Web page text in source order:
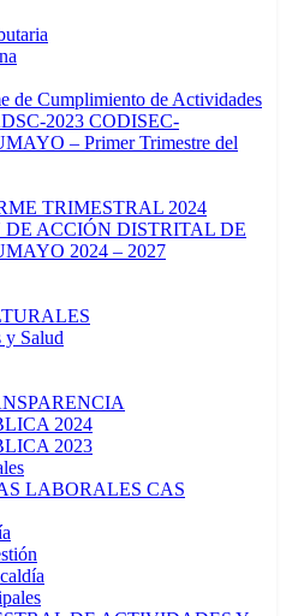
de Cumplimiento de Actividades
2023 CODISEC-
– Primer Trimestre del
TRIMESTRAL 2024
DE ACCIÓN DISTRITAL DE
2024 – 2027
y Salud
2024
2023
LABORALES CAS